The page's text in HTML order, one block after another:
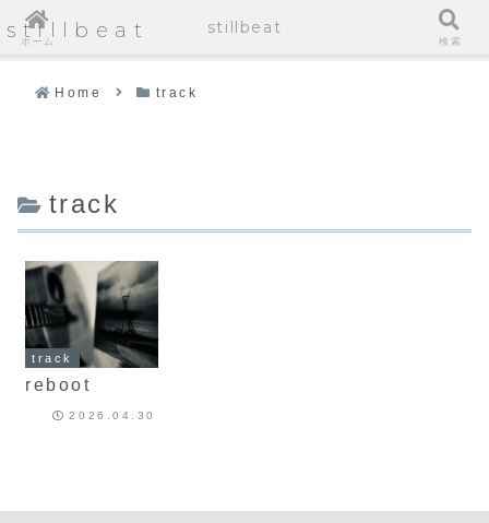
stillbeat
Home track
track
track
reboot
2026.04.30
ホーム
stillbeat
検索